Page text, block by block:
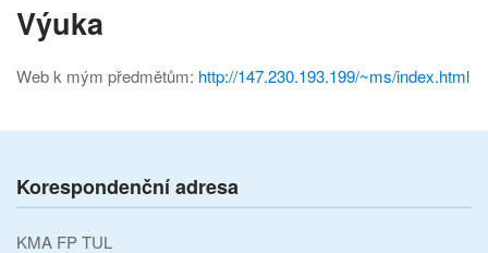
Výuka
Web k mým předmětům: http://147.230.193.199/~ms/index.html
Korespondenční adresa
KMA FP TUL